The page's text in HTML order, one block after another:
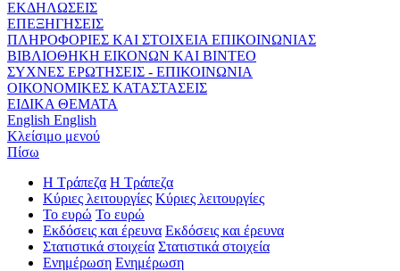
ΕΚΔΗΛΩΣΕΙΣ
ΕΠΕΞΗΓΗΣΕΙΣ
ΠΛΗΡΟΦΟΡΙΕΣ ΚΑΙ ΣΤΟΙΧΕΙΑ ΕΠΙΚΟΙΝΩΝΙΑΣ
ΒΙΒΛΙΟΘΗΚΗ ΕΙΚΟΝΩΝ ΚΑΙ ΒΙΝΤΕΟ
ΣΥΧΝΕΣ ΕΡΩΤΗΣΕΙΣ - ΕΠΙΚΟΙΝΩΝΙΑ
ΟΙΚΟΝΟΜΙΚΕΣ ΚΑΤΑΣΤΑΣΕΙΣ
ΕΙΔΙΚΑ ΘΕΜΑΤΑ
English English
Κλείσιμο μενού
Πίσω
Η Τράπεζα Η Τράπεζα
Κύριες λειτουργίες Κύριες λειτουργίες
Το ευρώ Το ευρώ
Εκδόσεις και έρευνα Εκδόσεις και έρευνα
Στατιστικά στοιχεία Στατιστικά στοιχεία
Ενημέρωση Ενημέρωση